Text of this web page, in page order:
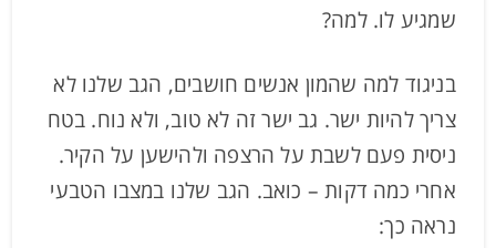
שמגיע לו. למה?
בניגוד למה שהמון אנשים חושבים, הגב שלנו לא
צריך להיות ישר. גב ישר זה לא טוב, ולא נוח. בטח
ניסית פעם לשבת על הרצפה ולהישען על הקיר.
אחרי כמה דקות – כואב. הגב שלנו במצבו הטבעי
נראה כך: